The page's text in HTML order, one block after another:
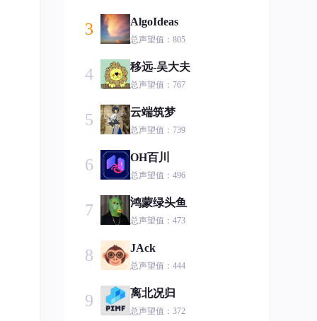
3 AlgoIdeas
总声望值：805
4 移远-吴大夫
总声望值：767
5 云端筑梦
总声望值：739
6 OH百川
总声望值：496
7 鸿蒙绿头鱼
总声望值：473
8 JAck
总声望值：444
9 离北况归
总声望值：372